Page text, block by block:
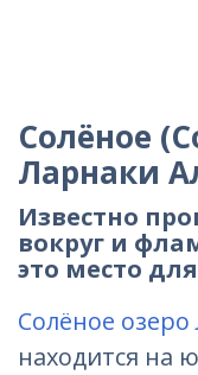
Солёное
Ларнаки
Известно
вокруг и
это место
Солёное
находится на